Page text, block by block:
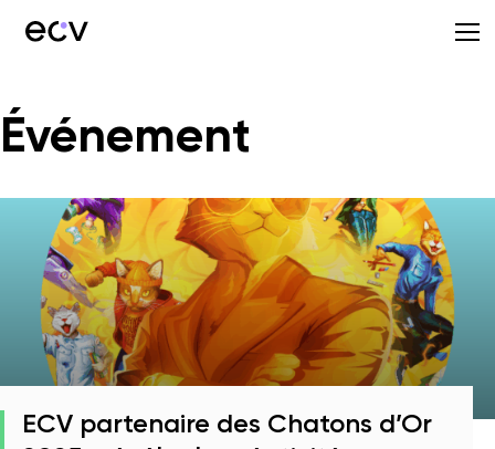
Événement
ECV partenaire des Chatons d’Or